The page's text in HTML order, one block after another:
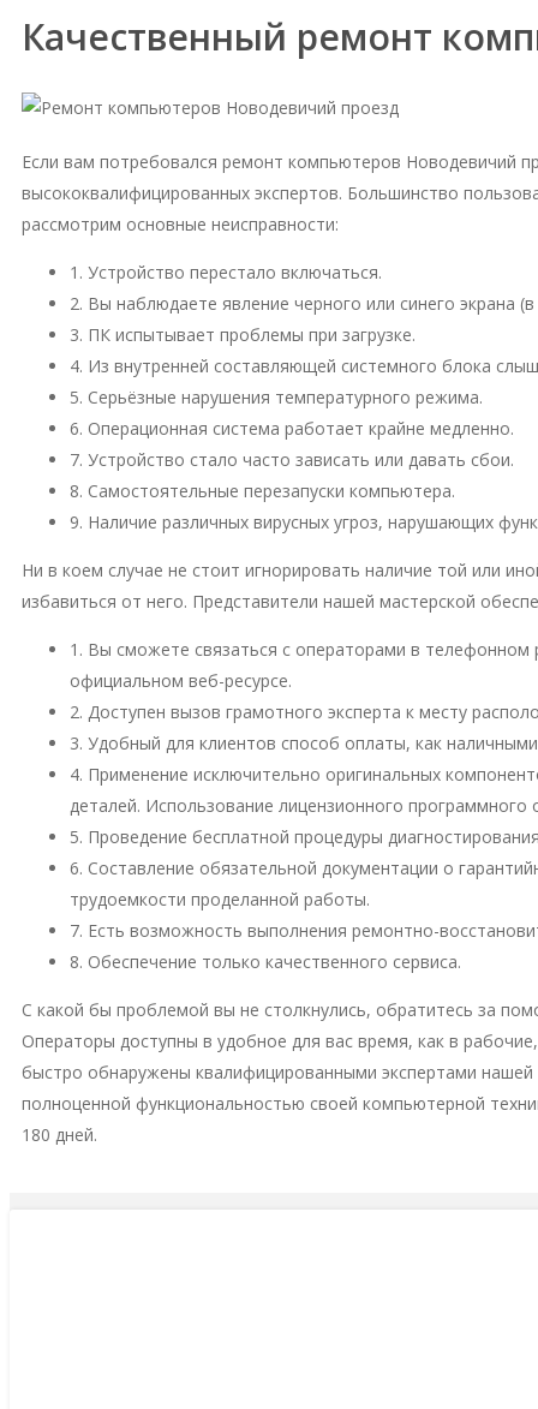
Качественный ремонт
Если вам потребовался ремонт компьютеров Новодевичий
высококвалифицированных экспертов. Большинство
рассмотрим основные неисправности:
1. Устройство перестало включаться.
2. Вы наблюдаете явление черного или синего экрана
3. ПК испытывает проблемы при загрузке.
4. Из внутренней составляющей системного блока
5. Серьёзные нарушения температурного режима.
6. Операционная система работает крайне медленно.
7. Устройство стало часто зависать или давать сбои.
8. Самостоятельные перезапуски компьютера.
9. Наличие различных вирусных угроз, нарушающих
Ни в коем случае не стоит игнорировать наличие той или
избавиться от него. Представители нашей мастерской
1. Вы сможете связаться с операторами в
официальном веб-ресурсе.
2. Доступен вызов грамотного эксперта к месту
3. Удобный для клиентов способ оплаты, как
4. Применение исключительно оригинальных
деталей. Использование лицензионного
5. Проведение бесплатной процедуры
6. Составление обязательной документации о
трудоемкости проделанной работы.
7. Есть возможность выполнения ремонтно-
8. Обеспечение только качественного сервиса.
С какой бы проблемой вы не столкнулись, обратитесь за
Операторы доступны в удобное для вас время, как в
быстро обнаружены квалифицированными экспертами
полноценной функциональностью своей компьютерной
180 дней.